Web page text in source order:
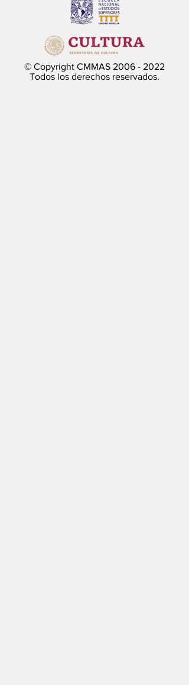
© Copyright CMMAS 2006 - 2022
Todos los derechos reservados.